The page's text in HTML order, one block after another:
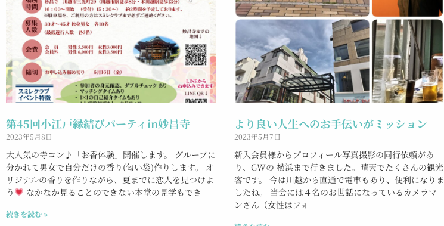
第45回小江戸縁結びパーティin妙昌寺
2023年5月8日
大人気の寺コン♪「お香体験」開催します。 グループに
分かれて男女で自分だけの香り(匂い袋)作りします。 オ
リジナルの香りを作りながら、夏までに恋人を見つけよ
う
なかなか見ることのできない本堂の見学もでき
続きを読む »
より良い人生へのお手伝いがミッション
2023年5月7日
新入会員様からプロフィール写真撮影の同行依頼があ
り、GWの 横浜まで行きました。晴天でたくさんの観光
客です。 今は川越から直通で電車もあり、便利になりま
したね。 当会には４名のお世話になっているカメラマ
ンさん（女性はフォ